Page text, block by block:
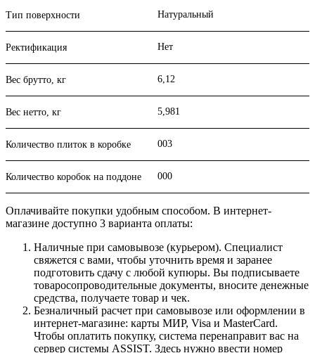
Тип поверхности Натуральный
Ректификация Нет
Вес брутто, кг 6,12
Вес нетто, кг 5,981
Количество плиток в коробке 003
Количество коробок на поддоне 000
Оплачивайте покупки удобным способом. В интернет-
магазине доступно 3 варианта оплаты:
Наличные при самовывозе (курьером). Специалист
свяжется с вами, чтобы уточнить время и заранее
подготовить сдачу с любой купюры. Вы подписываете
товаросопроводительные документы, вносите денежные
средства, получаете товар и чек.
Безналичный расчет при самовывозе или оформлении в
интернет-магазине: карты МИР, Visa и MasterCard.
Чтобы оплатить покупку, система перенаправит вас на
сервер системы ASSIST. Здесь нужно ввести номер